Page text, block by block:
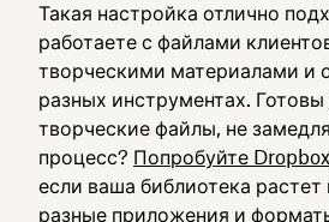
Такая настройка отлично
работаете с файлами
творческими материалами и
разных инструментах.
творческие файлы, не
процесс? Попробуйте Dropbox
если ваша библиотека растет
разные приложения и